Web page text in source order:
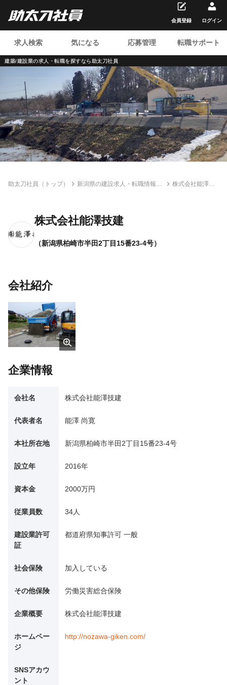
建築/建設業の求人・転職を探すなら助太刀社員
求人検索 気になる 応募管理 転職サポート
会員登録 ログイン
助太刀社員（トップ）
新潟県の建設求人・転職情報一
株式会社能澤技
株式会社能澤技建
（新潟県柏崎市半田2丁目15番23-4号）
会社紹介
企業情報
会社名 株式会社能澤技建
代表者名 能澤 尚寛
本社所在地 新潟県柏崎市半田2丁目15番23-4号
設立年 2016年
資本金 2000万円
従業員数 34人
建設業許可
証
都道府県知事許可 一般
社会保険 加入している
その他保険 労働災害総合保険
企業概要 株式会社能澤技建
ホームペー
ジ
http://nozawa-giken.com/
SNSアカウ
ント